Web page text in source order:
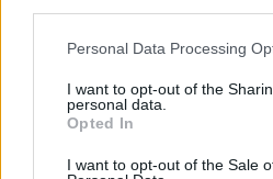
Personal Data Processing
I want to opt-out of the
personal data.
Opted In
I want to opt-out of the Sale